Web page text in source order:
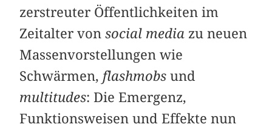
zerstreuter Öffentlichkeiten im
Zeitalter vonsocial media zu neuen
Massen­vor­stellungen wie
Schwärmen, flashmobs und
multitudes: Die Emergenz,
Funktionsweisen und Effekte nun